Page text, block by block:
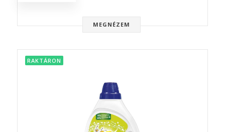
MEGNÉZEM
RAKTÁRON